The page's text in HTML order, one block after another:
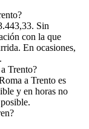
Sin
con la que
En ocasiones,
Trento?
a Trento es
y en horas no